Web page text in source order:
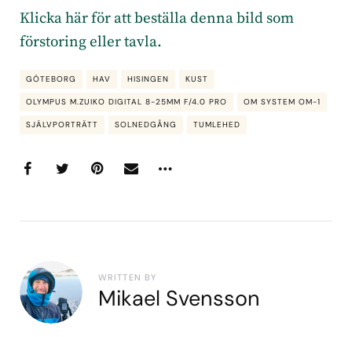
Klicka här för att beställa denna bild som
förstoring eller tavla.
GÖTEBORG HAV HISINGEN KUST
OLYMPUS M.ZUIKO DIGITAL 8-25MM F/4.0 PRO OM SYSTEM OM-1
SJÄLVPORTRÄTT SOLNEDGÅNG TUMLEHED
WRITTEN BY
Mikael Svensson